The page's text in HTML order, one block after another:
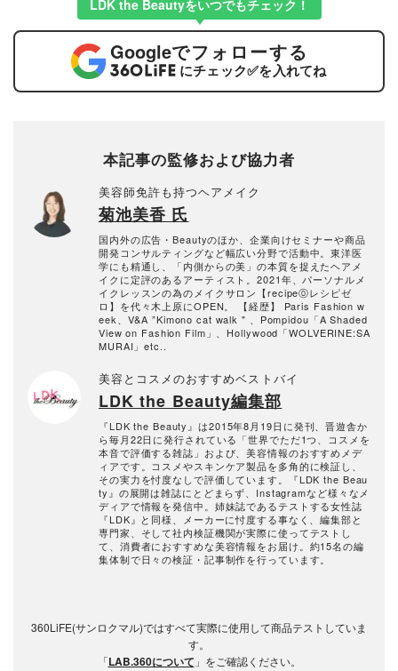
LDK the Beautyをいつでもチェック！
Googleでフォローする
にチェック✅を入れてね
本記事の監修および協力者
美容師免許も持つヘアメイク
菊池美香 氏
国内外の広告・Beautyのほか、企業向けセミナーや商品
開発コンサルティングなど幅広い分野で活動中。東洋医
学にも精通し、「内側からの美」の本質を捉えたヘアメ
イクに定評のあるアーティスト。2021年、パーソナルメ
イクレッスンの為のメイクサロン【recipe⓪レシピゼ
ロ】を代々木上原にOPEN。 【経歴】 Paris Fashion w
eek、V&A ”Kimono cat walk " 、Pompidou「A Shaded
View on Fashion Film」、Hollywood「WOLVERINE:SA
MURAI」etc..
美容とコスメのおすすめベストバイ
LDK the Beauty編集部
『LDK the Beauty』は2015年8月19日に発刊、晋遊舎か
ら毎月22日に発行されている「世界でただ1つ、コスメを
本音で評価する雑誌」および、美容情報のおすすめメデ
ィアです。コスメやスキンケア製品を多角的に検証し、
その実力を忖度なしで評価しています。『LDK the Beau
ty』の展開は雑誌にとどまらず、Instagramなど様々なメ
ディアで情報を発信中。姉妹誌であるテストする女性誌
『LDK』と同様、メーカーに忖度する事なく、編集部と
専門家、そして社内検証機関が実際に使ってテストし
て、消費者におすすめな美容情報をお届け。約15名の編
集体制で日々の検証・記事制作を行っています。
360LiFE(サンロクマル)ではすべて実際に使用して商品テストしていま
す。
「LAB.360について 」をご確認ください。